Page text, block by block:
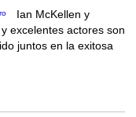
Ian McKellen y
excelentes actores son
juntos en la exitosa